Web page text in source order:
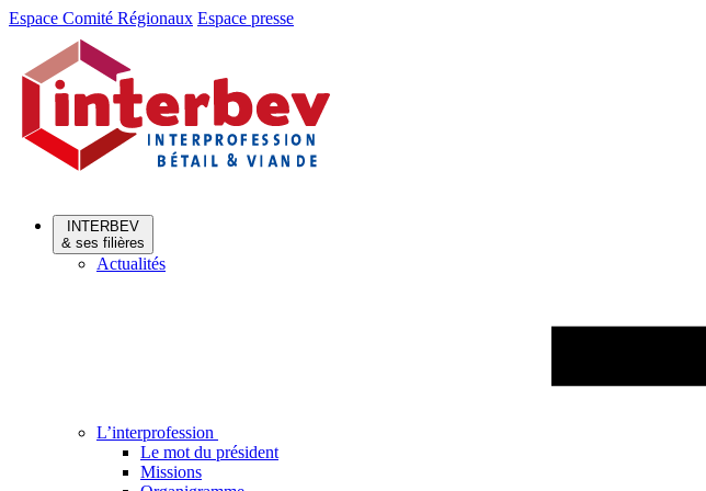
Aller
Aller
contenu
Espace Comité Régionaux Espace presse
INTERBEV
& ses filières
Actualités
L’interprofession
Le mot du président
Missions